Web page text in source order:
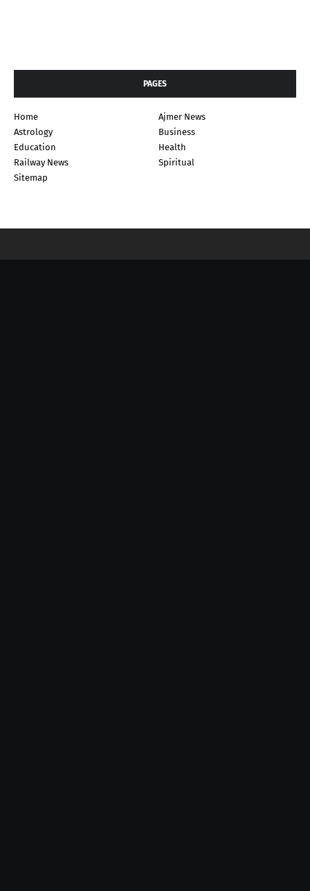
PAGES
Home
Ajmer News
Astrology
Business
Education
Health
Railway News
Spiritual
Sitemap